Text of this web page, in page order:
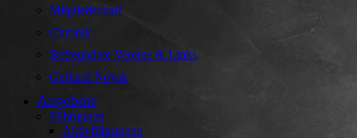
Mitgliedschaft
Chronik
Befreundete Vereine & Links
Gerhard Novak
Angebote
Führungen
Aktivführungen